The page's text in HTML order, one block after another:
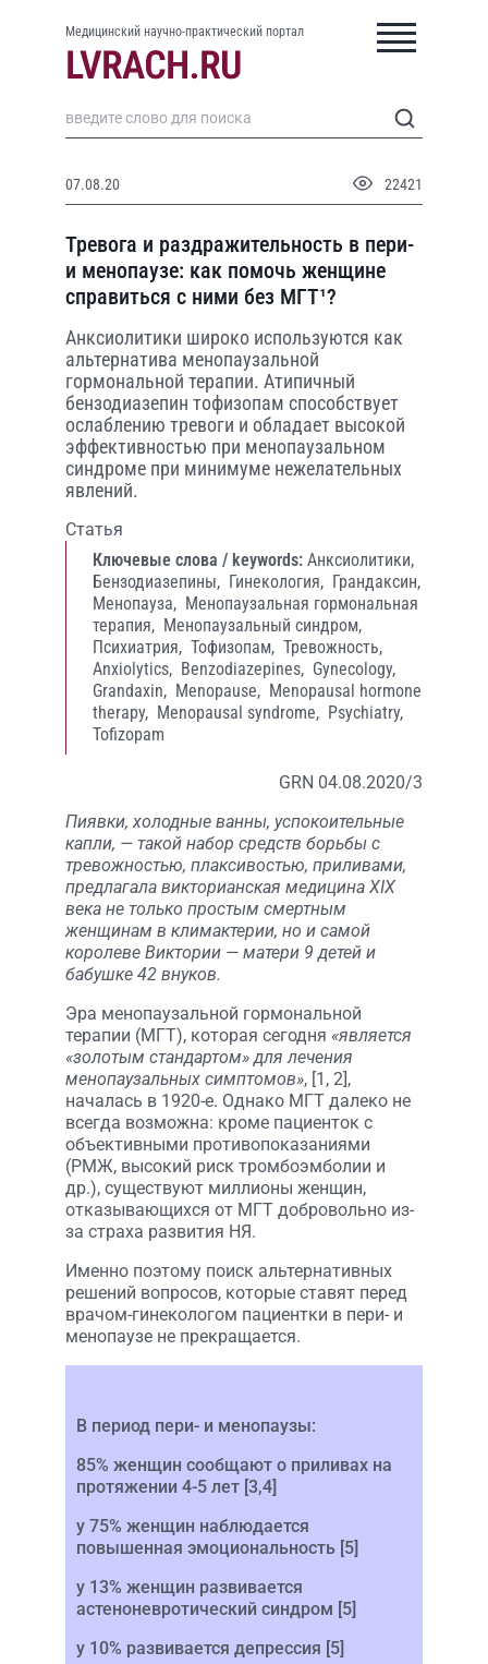
Медицинский научно-практический портал
07.08.20 22421
Тревога и раздражительность в пери-
и менопаузе: как помочь женщине
справиться с ними без МГТ¹?
Анксиолитики широко используются как
альтернатива менопаузальной
гормональной терапии. Атипичный
бензодиазепин тофизопам способствует
ослаблению тревоги и обладает высокой
эффективностью при менопаузальном
синдроме при минимуме нежелательных
явлений.
Статья
Ключевые слова / keywords: Анксиолитики,
Бензодиазепины, Гинекология, Грандаксин,
Менопауза, Менопаузальная гормональная
терапия, Менопаузальный синдром,
Психиатрия, Тофизопам, Тревожность,
Anxiolytics, Benzodiazepines, Gynecology,
Grandaxin, Menopause, Menopausal hormone
therapy, Menopausal syndrome, Psychiatry,
Tofizopam
GRN 04.08.2020/3
Пиявки, холодные ванны, успокоительные
капли, — такой набор средств борьбы с
тревожностью, плаксивостью, приливами,
предлагала викторианская медицина XIX
века не только простым смертным
женщинам в климактерии, но и самой
королеве Виктории — матери 9 детей и
бабушке 42 внуков.
Эра менопаузальной гормональной
терапии (МГТ), которая сегодня «является
«золотым стандартом» для лечения
менопаузальных симптомов», [1, 2],
началась в 1920-е. Однако МГТ далеко не
всегда возможна: кроме пациенток с
объективными противопоказаниями
(РМЖ, высокий риск тромбоэмболии и
др.), существуют миллионы женщин,
отказывающихся от МГТ добровольно из-
за страха развития НЯ.
Именно поэтому поиск альтернативных
решений вопросов, которые ставят перед
врачом-гинекологом пациентки в пери- и
менопаузе не прекращается.
В период пери- и менопаузы:
85% женщин сообщают о приливах на
протяжении 4-5 лет [3,4]
у 75% женщин наблюдается
повышенная эмоциональность [5]
у 13% женщин развивается
астеноневротический синдром [5]
у 10% развивается депрессия [5]